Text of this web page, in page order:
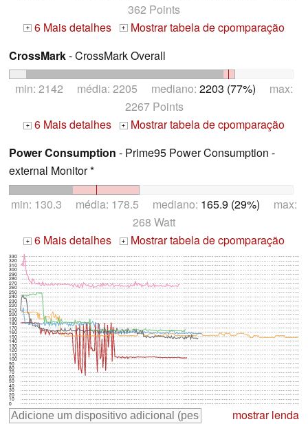
362 Points
+ 6 Mais detalhes + Mostrar tabela de cpomparação
CrossMark- CrossMark Overall
min: 2142 média: 2205 mediano: 2203 (77%) max:
2267 Points
+ 6 Mais detalhes + Mostrar tabela de cpomparação
Power Consumption - Prime95 Power Consumption -
external Monitor *
min: 130.3 média: 178.5 mediano: 165.9 (29%) max:
268 Watt
+ 6 Mais detalhes + Mostrar tabela de cpomparação
0
10
20
30
40
50
60
70
80
90
100
110
120
130
140
150
160
170
180
190
200
210
220
230
240
250
260
270
280
290
300
310
320
330
mostrar lenda